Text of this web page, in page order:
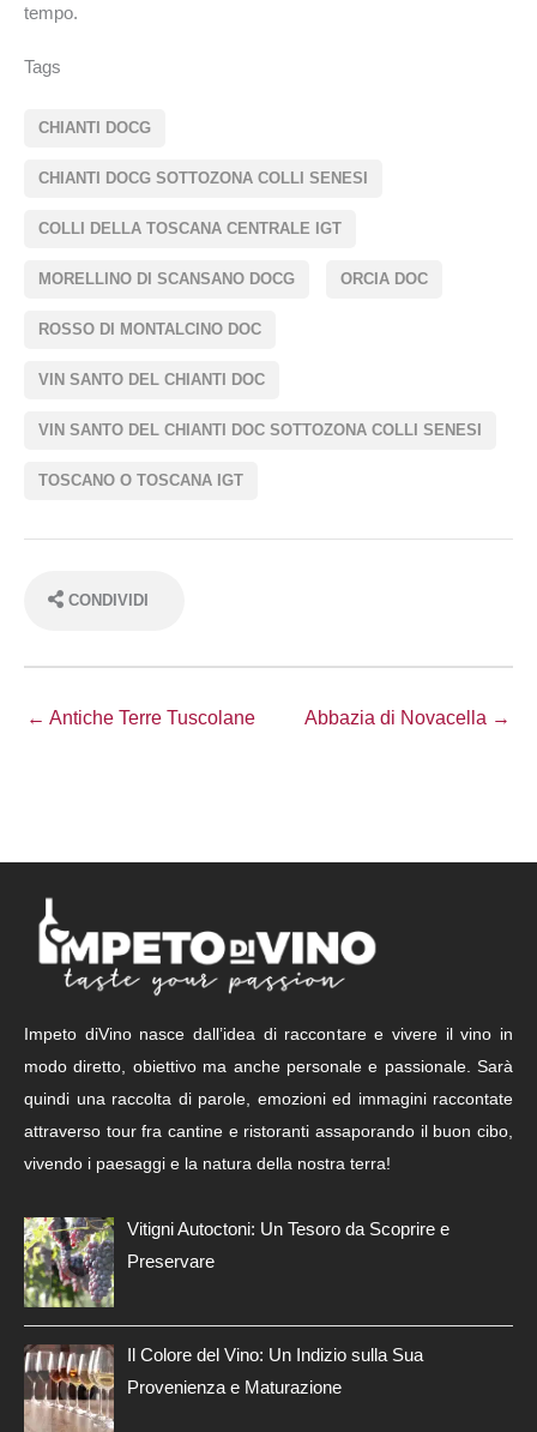
tempo.
Tags
CHIANTI DOCG
CHIANTI DOCG SOTTOZONA COLLI SENESI
COLLI DELLA TOSCANA CENTRALE IGT
MORELLINO DI SCANSANO DOCG ORCIA DOC
ROSSO DI MONTALCINO DOC
VIN SANTO DEL CHIANTI DOC
VIN SANTO DEL CHIANTI DOC SOTTOZONA COLLI SENESI
TOSCANO O TOSCANA IGT
CONDIVIDI
← Antiche Terre Tuscolane Abbazia di Novacella →
Impeto diVino nasce dall’idea di raccontare e vivere il vino in
modo diretto, obiettivo ma anche personale e passionale. Sarà
quindi una raccolta di parole, emozioni ed immagini raccontate
attraverso tour fra cantine e ristoranti assaporando il buon cibo,
vivendo i paesaggi e la natura della nostra terra!
Vitigni Autoctoni: Un Tesoro da Scoprire e
Preservare
Il Colore del Vino: Un Indizio sulla Sua
Provenienza e Maturazione